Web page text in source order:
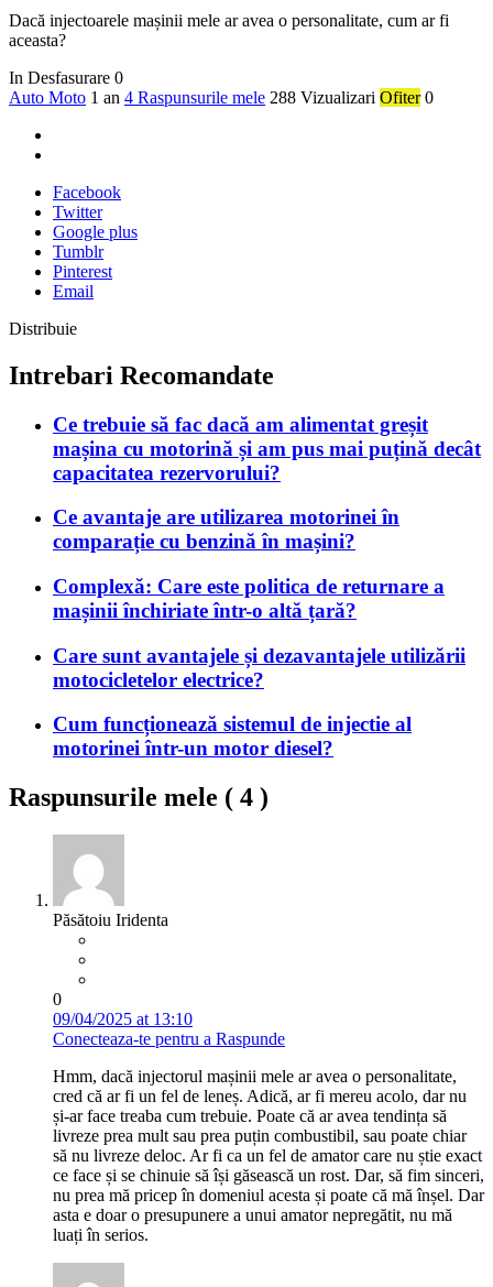
Dacă injectoarele mașinii mele ar avea o personalitate, cum ar fi
aceasta?
In Desfasurare 0
Auto Moto 1 an 4 Raspunsurile mele 288 Vizualizari Ofiter 0
Facebook
Twitter
Google plus
Tumblr
Pinterest
Email
Distribuie
Intrebari Recomandate
Ce trebuie să fac dacă am alimentat greșit
mașina cu motorină și am pus mai puțină decât
capacitatea rezervorului?
Ce avantaje are utilizarea motorinei în
comparație cu benzină în mașini?
Complexă: Care este politica de returnare a
mașinii închiriate într-o altă țară?
Care sunt avantajele și dezavantajele utilizării
motocicletelor electrice?
Cum funcționează sistemul de injectie al
motorinei într-un motor diesel?
Raspunsurile mele ( 4 )
Păsătoiu Iridenta
0
09/04/2025 at 13:10
Conecteaza-te pentru a Raspunde
Hmm, dacă injectorul mașinii mele ar avea o personalitate,
cred că ar fi un fel de leneș. Adică, ar fi mereu acolo, dar nu
și-ar face treaba cum trebuie. Poate că ar avea tendința să
livreze prea mult sau prea puțin combustibil, sau poate chiar
să nu livreze deloc. Ar fi ca un fel de amator care nu știe exact
ce face și se chinuie să își găsească un rost. Dar, să fim sinceri,
nu prea mă pricep în domeniul acesta și poate că mă înșel. Dar
asta e doar o presupunere a unui amator nepregătit, nu mă
luați în serios.